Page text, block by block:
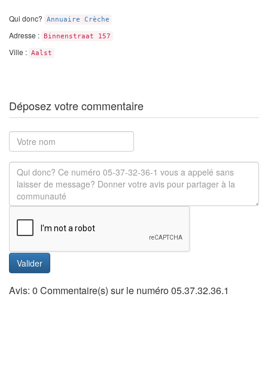
Qui donc? Annuaire Crèche
Adresse : Binnenstraat 157
Ville : Aalst
Déposez votre commentaire
Valider
Avis: 0 Commentaire(s) sur le numéro 05.37.32.36.1